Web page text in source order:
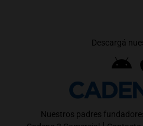
Descargá
Nuestros padres